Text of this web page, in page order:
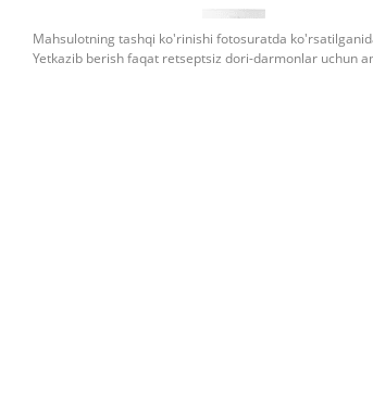
Mahsulotning tashqi ko'rinishi fotosuratda
Yetkazib berish faqat retseptsiz dori-darmonlar uchun